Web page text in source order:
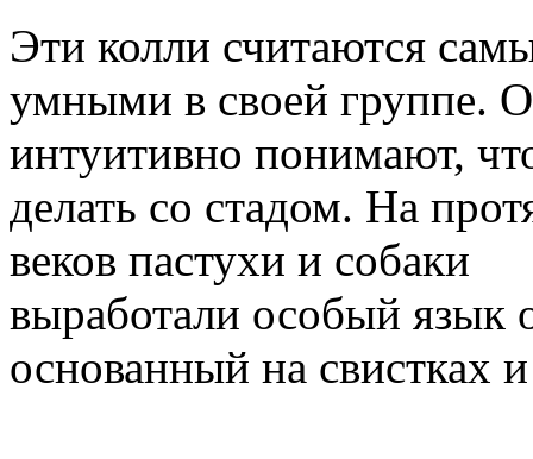
Эти колли считаются
умными в своей группе.
интуитивно понимают,
делать со стадом. На
веков пастухи и собаки
выработали особый язык
основанный на свистках